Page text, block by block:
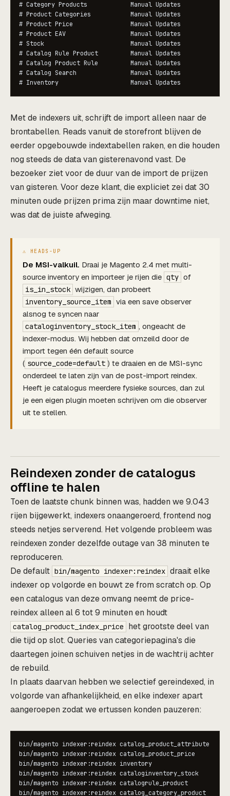
# Category Products            Manual Updates
# Product Categories           Manual Updates
# Product Price                Manual Updates
# Product EAV                  Manual Updates
# Stock                        Manual Updates
# Catalog Rule Product         Manual Updates
# Catalog Product Rule         Manual Updates
# Catalog Search               Manual Updates
# Inventory                    Manual Updates
Met de indexers uit, schrijft de import alleen naar de
brontabellen. Reads vanuit de storefront blijven de
eerder opgebouwde indextabellen raken, en die houden
nog steeds de data van gisterenavond vast. De
bezoeker ziet voor de duur van de import de prijzen
van gisteren. Voor deze klant, die expliciet zei dat 30
minuten oude prijzen prima zijn maar downtime niet,
was dat de juiste afweging.
De MSI-valkuil. Draai je Magento 2.4 met multi-
source inventory en importeer je rijen die qty of
is_in_stock wijzigen, dan probeert
inventory_source_item via een save observer
alsnog te syncen naar
cataloginventory_stock_item , ongeacht de
indexer-modus. Wij hebben dat omzeild door de
import tegen één default source
( source_code=default ) te draaien en de MSI-sync
onderdeel te laten zijn van de post-import reindex.
Heeft je catalogus meerdere fysieke sources, dan zul
je een eigen plugin moeten schrijven om die observer
uit te stellen.
Reindexen zonder de catalogus
offline te halen
Toen de laatste chunk binnen was, hadden we 9.043
rijen bijgewerkt, indexers onaangeroerd, frontend nog
steeds netjes serverend. Het volgende probleem was
reindexen zonder dezelfde outage van 38 minuten te
reproduceren.
De default bin/magento indexer:reindex draait elke
indexer op volgorde en bouwt ze from scratch op. Op
een catalogus van deze omvang neemt de price-
reindex alleen al 6 tot 9 minuten en houdt
catalog_product_index_price
het grootste deel van
die tijd op slot. Queries van categoriepagina's die
daartegen joinen schuiven netjes in de wachtrij achter
de rebuild.
In plaats daarvan hebben we selectief gereindexed, in
volgorde van afhankelijkheid, en elke indexer apart
aangeroepen zodat we ertussen konden pauzeren:
bin/magento indexer:reindex catalog_product_attribute
bin/magento indexer:reindex catalog_product_price
bin/magento indexer:reindex inventory
bin/magento indexer:reindex cataloginventory_stock
bin/magento indexer:reindex catalogrule_product
bin/magento indexer:reindex catalog_category_product